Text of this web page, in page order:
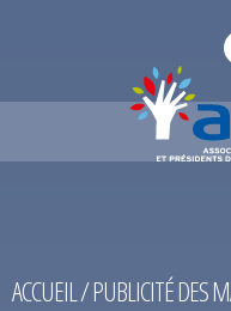
ACCUEIL/PUBLICITÉ DES